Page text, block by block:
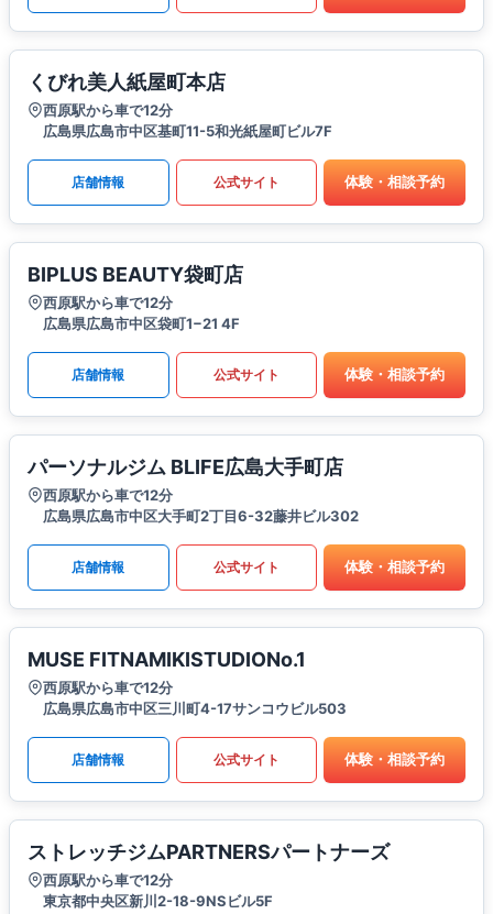
くびれ美人紙屋町本店
西原駅から車で12分
広島県広島市中区基町11-5和光紙屋町ビル7F
店舗情報 公式サイト 体験・相談予約
BIPLUS BEAUTY袋町店
西原駅から車で12分
広島県広島市中区袋町1−21 4F
店舗情報 公式サイト 体験・相談予約
パーソナルジム BLIFE広島大手町店
西原駅から車で12分
広島県広島市中区大手町2丁目6-32藤井ビル302
店舗情報 公式サイト 体験・相談予約
MUSE FITNAMIKISTUDIONo.1
西原駅から車で12分
広島県広島市中区三川町4-17サンコウビル503
店舗情報 公式サイト 体験・相談予約
ストレッチジムPARTNERSパートナーズ
西原駅から車で12分
東京都中央区新川2-18-9NSビル5F